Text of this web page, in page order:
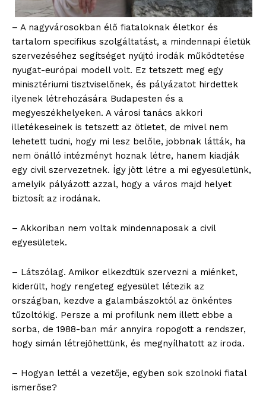
– A nagyvárosokban élő fiataloknak életkor és
tartalom specifikus szolgáltatást, a mindennapi életük
szervezéséhez segítséget nyújtó irodák működtetése
nyugat-európai modell volt. Ez tetszett meg egy
minisztériumi tisztviselőnek, és pályázatot hirdettek
ilyenek létrehozására Budapesten és a
megyeszékhelyeken. A városi tanács akkori
illetékeseinek is tetszett az ötletet, de mivel nem
lehetett tudni, hogy mi lesz belőle, jobbnak látták, ha
nem önálló intézményt hoznak létre, hanem kiadják
egy civil szervezetnek. Így jött létre a mi egyesületünk,
amelyik pályázott azzal, hogy a város majd helyet
biztosít az irodának.
– Akkoriban nem voltak mindennaposak a civil
egyesületek.
– Látszólag. Amikor elkezdtük szervezni a miénket,
kiderült, hogy rengeteg egyesület létezik az
országban, kezdve a galambászoktól az önkéntes
tűzoltókig. Persze a mi profilunk nem illett ebbe a
sorba, de 1988-ban már annyira ropogott a rendszer,
hogy simán létrejöhettünk, és megnyílhatott az iroda.
– Hogyan lettél a vezetője, egyben sok szolnoki fiatal
ismerőse?